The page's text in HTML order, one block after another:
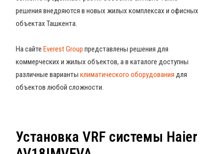
решения внедряются в новых жилых комплексах и офисных
объектах Ташкента.
На сайте Everest Group представлены решения для
коммерческих и жилых объектов, а в каталоге доступны
различные варианты климатического оборудования для
объектов любой сложности.
Установка VRF системы Haier